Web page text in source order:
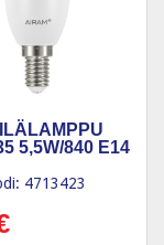
5,5W/840 E14
4713423